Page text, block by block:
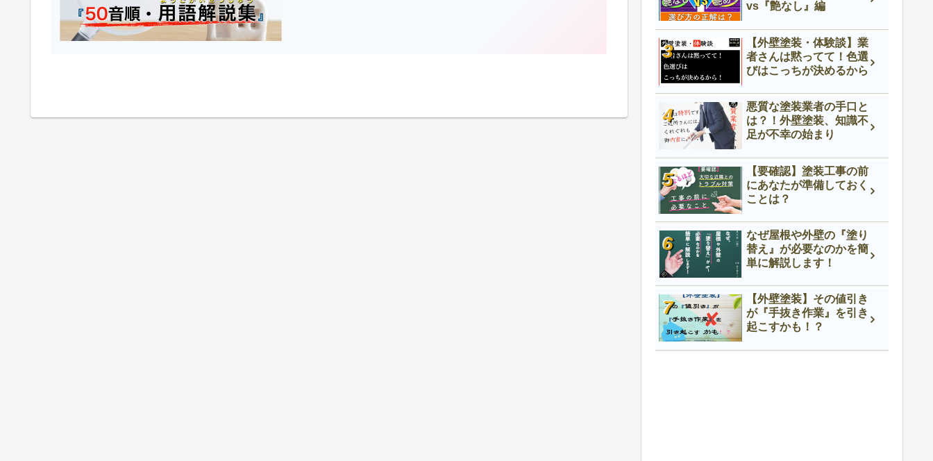
vs『艶なし』編
【外壁塗装・体験談】業
者さんは黙ってて！色選
びはこっちが決めるから
悪質な塗装業者の手口と
は？！外壁塗装、知識不
足が不幸の始まり
【要確認】塗装工事の前
にあなたが準備しておく
ことは？
なぜ屋根や外壁の『塗り
替え』が必要なのかを簡
単に解説します！
【外壁塗装】その値引き
が『手抜き作業』を引き
起こすかも！？